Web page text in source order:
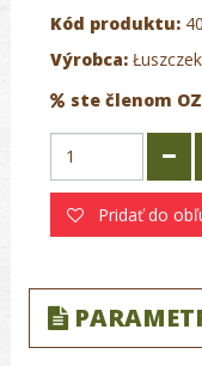
Kód produktu:
Výrobca: Łuszczek
ste členom
Pridať do